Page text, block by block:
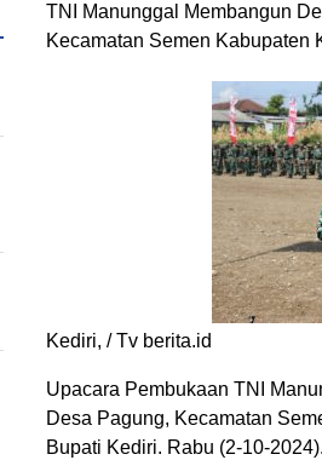
TNI Manunggal Membangun
Kecamatan Semen Kabupaten
Kediri, / Tv berita.id
Upacara Pembukaan TNI
Desa Pagung, Kecamatan
Bupati Kediri. Rabu (2-10-2024).